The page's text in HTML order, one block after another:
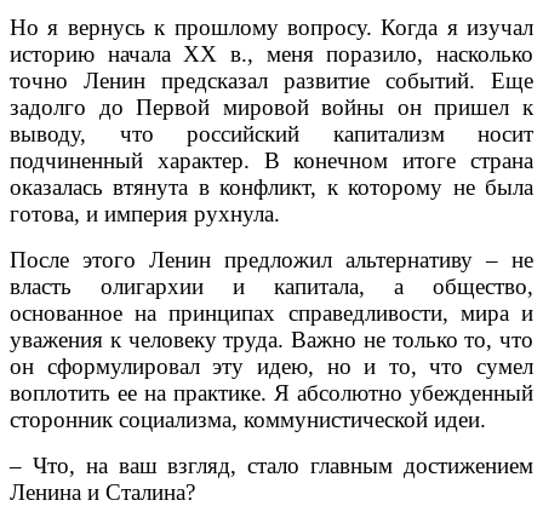
Но я вернусь к прошлому вопросу. Когда я изучал
историю начала XX в., меня поразило, насколько
точно Ленин предсказал развитие событий. Еще
задолго до Первой мировой войны он пришел к
выводу, что российский капитализм носит
подчиненный характер. В конечном итоге страна
оказалась втянута в конфликт, к которому не была
готова, и империя рухнула.
После этого Ленин предложил альтернативу – не
власть олигархии и капитала, а общество,
основанное на принципах справедливости, мира и
уважения к человеку труда. Важно не только то, что
он сформулировал эту идею, но и то, что сумел
воплотить ее на практике. Я абсолютно убежденный
сторонник социализма, коммунистической идеи.
– Что, на ваш взгляд, стало главным достижением
Ленина и Сталина?